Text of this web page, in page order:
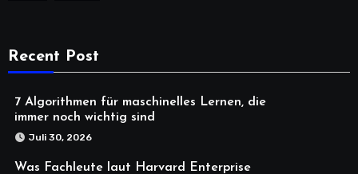
Recent Post
7 Algorithmen für maschinelles Lernen, die
immer noch wichtig sind
Juli 30, 2026
Was Fachleute laut Harvard Enterprise